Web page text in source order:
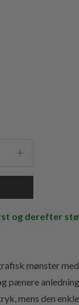
og derefter
mønster
pænere
mens den